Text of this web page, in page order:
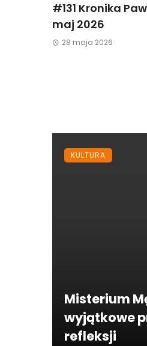
#131 Kronika
maj 2026
28 maja 2026
Misterium
wyjątkowe
refleksji
KULTURA